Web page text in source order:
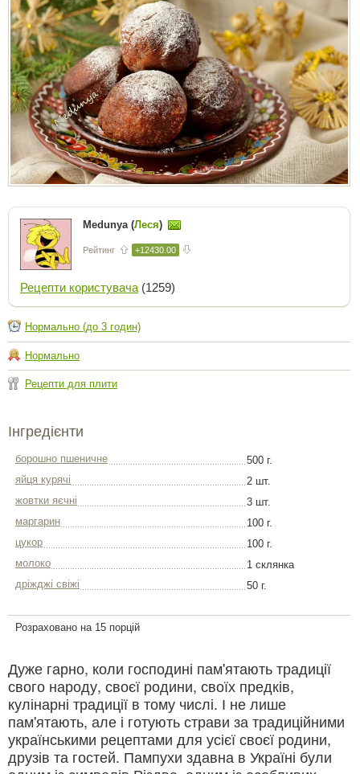
Medunya (Леся)
Рейтинг +12430.00
Рецепти користувача (1259)
Нормально (до 3 годин)
Нормально
Рецепти для плити
Інгредієнти
борошно пшеничне
500 г.
яйця курячі
2 шт.
жовтки яєчні
3 шт.
маргарин
100 г.
цукор
100 г.
молоко
1 склянка
дріжджі свіжі
50 г.
Розраховано на 15 порцій
Дуже гарно, коли господині пам'ятають традиції
свого народу, своєї родини, своїх предків,
кулінарні традиції в тому числі. І не лише
пам'ятають, але і готують страви за традиційними
українськими рецептами для усієї своєї родини,
друзів та гостей. Пампухи здавна в Україні були